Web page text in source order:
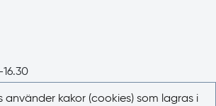
kakor (cookies) som lagras i